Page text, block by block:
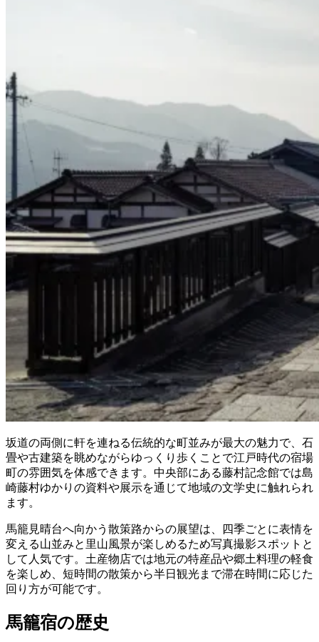
坂道の両側に軒を連ねる伝統的な町並みが最大の魅力で、石
畳や古建築を眺めながらゆっくり歩くことで江戸時代の宿場
町の雰囲気を体感できます。中央部にある藤村記念館では島
崎藤村ゆかりの資料や展示を通じて地域の文学史に触れられ
ます。
馬籠見晴台へ向かう散策路からの展望は、四季ごとに表情を
変える山並みと里山風景が楽しめるため写真撮影スポットと
して人気です。土産物店では地元の特産品や郷土料理の軽食
を楽しめ、短時間の散策から半日観光まで滞在時間に応じた
回り方が可能です。
馬籠宿の歴史